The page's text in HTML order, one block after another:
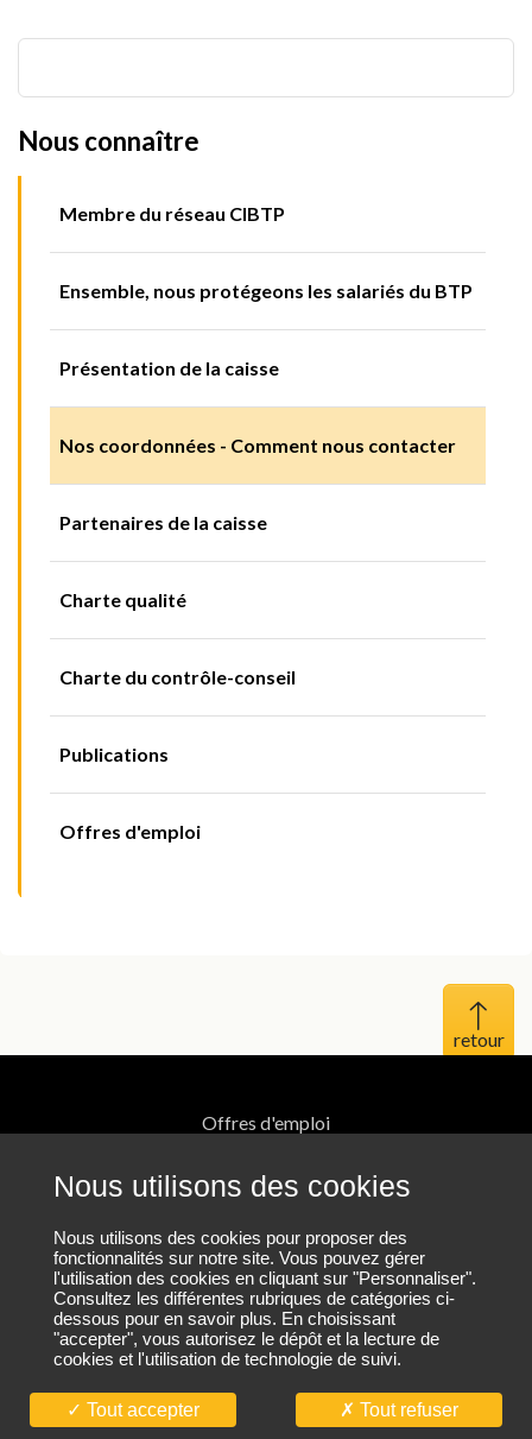
Nous utilisons des cookies
Nous utilisons des cookies pour proposer des
fonctionnalités sur notre site. Vous pouvez gérer
l'utilisation des cookies en cliquant sur "Personnaliser".
Consultez les différentes rubriques de catégories ci-
dessous pour en savoir plus. En choisissant
"accepter", vous autorisez le dépôt et la lecture de
cookies et l'utilisation de technologie de suivi.
Tout accepter Tout refuser
Nous connaître
Membre du réseau CIBTP
Ensemble, nous protégeons les salariés du BTP
Présentation de la caisse
Nos coordonnées - Comment nous contacter
Partenaires de la caisse
Charte qualité
Charte du contrôle-conseil
Publications
Offres d'emploi
Haut
Offres d'emploi
Protection des données personnelles
Plan du site
Nous contacter